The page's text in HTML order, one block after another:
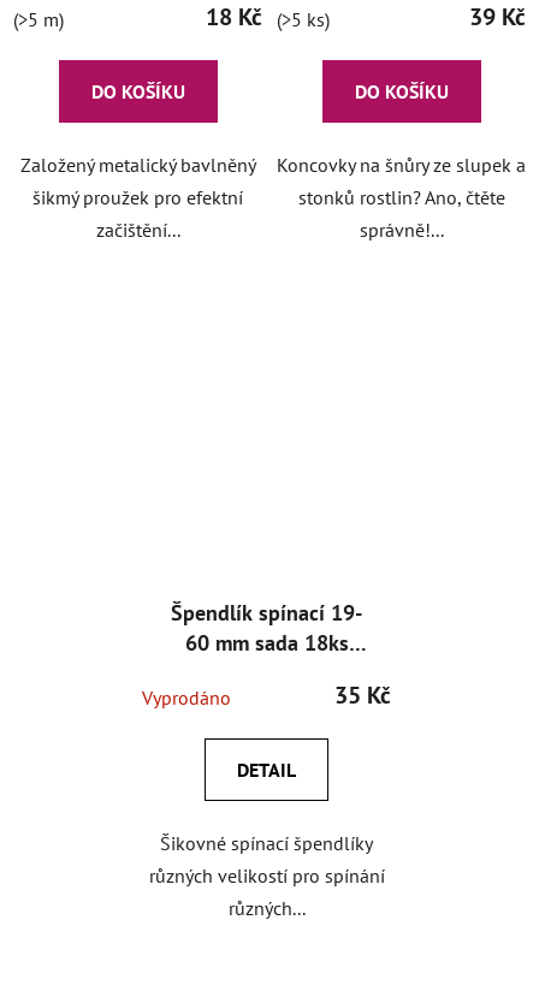
(>5 m)
18 Kč
DO KOŠÍKU
Založený metalický bavlněný
šikmý proužek pro efektní
začištění...
(>5 ks)
39 Kč
DO KOŠÍKU
Koncovky na šnůry ze slupek a
stonků rostlin? Ano, čtěte
správně!...
Špendlík spínací 19-
60 mm sada 18ks
Vyprodáno 35 Kč
DETAIL
Šikovné spínací špendlíky
různých velikostí pro spínání
různých...